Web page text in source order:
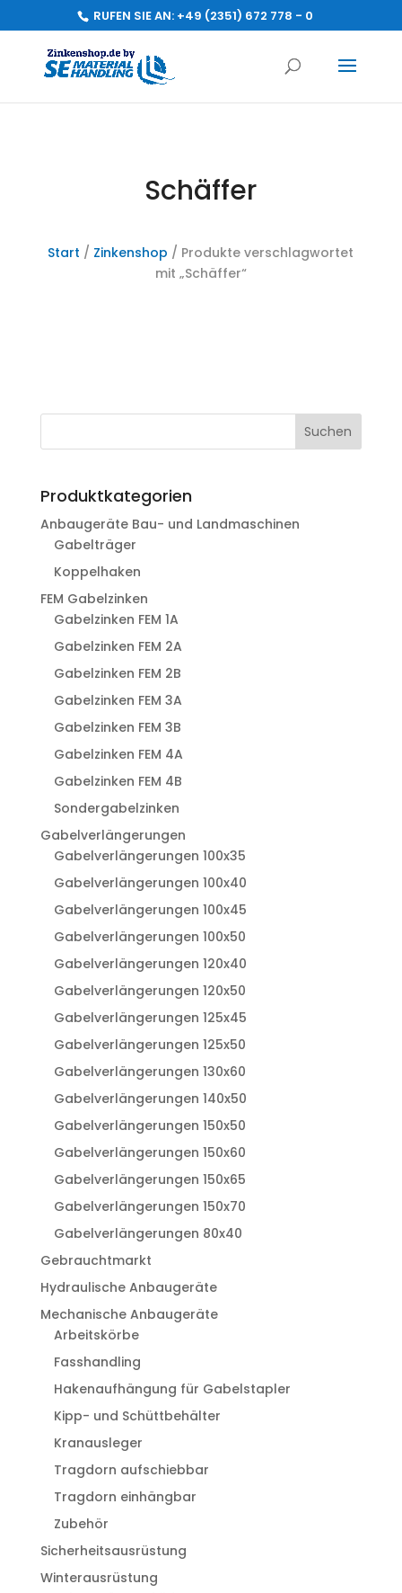
RUFEN SIE AN: +49 (2351) 672 778 - 0
Schäffer
Start / Zinkenshop / Produkte verschlagwortet
mit „Schäffer“
Suchen
Produktkategorien
Anbaugeräte Bau- und Landmaschinen
Gabelträger
Koppelhaken
FEM Gabelzinken
Gabelzinken FEM 1A
Gabelzinken FEM 2A
Gabelzinken FEM 2B
Gabelzinken FEM 3A
Gabelzinken FEM 3B
Gabelzinken FEM 4A
Gabelzinken FEM 4B
Sondergabelzinken
Gabelverlängerungen
Gabelverlängerungen 100x35
Gabelverlängerungen 100x40
Gabelverlängerungen 100x45
Gabelverlängerungen 100x50
Gabelverlängerungen 120x40
Gabelverlängerungen 120x50
Gabelverlängerungen 125x45
Gabelverlängerungen 125x50
Gabelverlängerungen 130x60
Gabelverlängerungen 140x50
Gabelverlängerungen 150x50
Gabelverlängerungen 150x60
Gabelverlängerungen 150x65
Gabelverlängerungen 150x70
Gabelverlängerungen 80x40
Gebrauchtmarkt
Hydraulische Anbaugeräte
Mechanische Anbaugeräte
Arbeitskörbe
Fasshandling
Hakenaufhängung für Gabelstapler
Kipp- und Schüttbehälter
Kranausleger
Tragdorn aufschiebbar
Tragdorn einhängbar
Zubehör
Sicherheitsausrüstung
Winterausrüstung